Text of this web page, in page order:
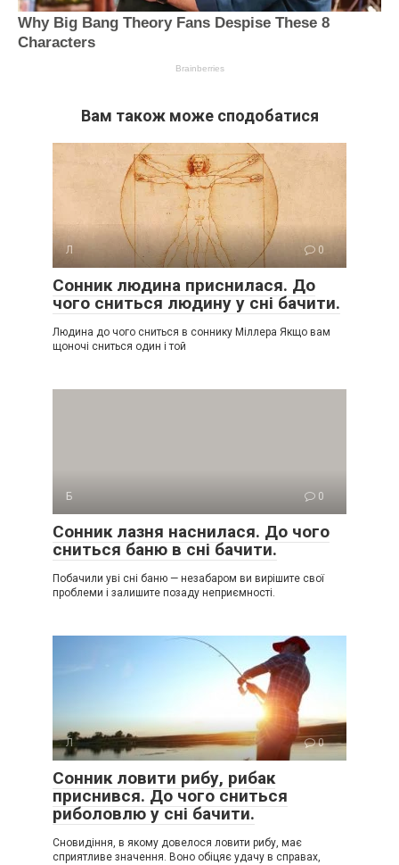
Вам також може сподобатися
Л 0
Сонник людина приснилася. До
чого сниться людину у сні бачити.
Людина до чого сниться в соннику Міллера Якщо вам
щоночі сниться один і той
Б 0
Сонник лазня наснилася. До чого
сниться баню в сні бачити.
Побачили уві сні баню — незабаром ви вирішите свої
проблеми і залишите позаду неприємності.
Л 0
Сонник ловити рибу, рибак
приснився. До чого сниться
риболовлю у сні бачити.
Сновидіння, в якому довелося ловити рибу, має
сприятливе значення. Воно обіцяє удачу в справах,